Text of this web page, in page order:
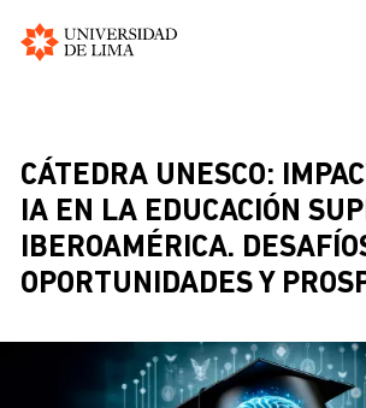
contenido
principal
CÁTEDRA UNESCO:
IA EN LA EDUCACIÓN
IBEROAMÉRICA.
OPORTUNIDADES Y